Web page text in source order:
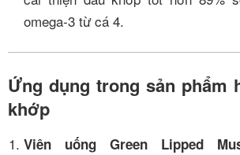
omega-3 từ cá 4.
Ứng dụng trong sản phẩm
khớp
Viên uống Green Lipped